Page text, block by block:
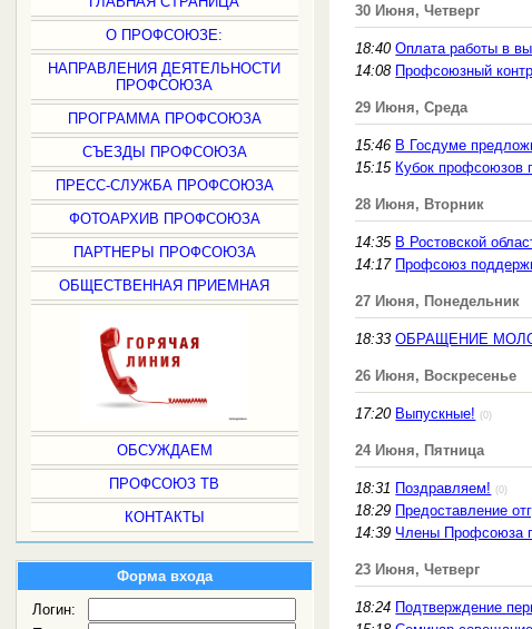
О ПРОФСОЮЗЕ:
НАПРАВЛЕНИЯ ДЕЯТЕЛЬНОСТИ
ПРОФСОЮЗА
ПРОГРАММА ПРОФСОЮЗА
СЪЕЗДЫ ПРОФСОЮЗА
ПРЕСС-СЛУЖБА ПРОФСОЮЗА
ФОТОАРХИВ ПРОФСОЮЗА
ПАРТНЕРЫ ПРОФСОЮЗА
ОБЩЕСТВЕННАЯ ПРИЕМНАЯ
ОБСУЖДАЕМ
ПРОФСОЮЗ ТВ
КОНТАКТЫ
Форма входа
Логин:
30 Июня, Четверг
18:40 Оплата работы в
14:08 Профсоюзный
29 Июня, Среда
15:46 В Госдуме
15:15 Кубок профсоюзов
28 Июня, Вторник
14:35 В Ростовской
14:17 Профсоюз
27 Июня, Понедельник
18:33 ОБРАЩЕНИЕ
26 Июня, Воскресенье
17:20 Выпускные! (0)
24 Июня, Пятница
18:31 Поздравляем! (0)
18:29 Предоставление
14:39 Члены Профсоюза
23 Июня, Четверг
18:24 Подтверждение